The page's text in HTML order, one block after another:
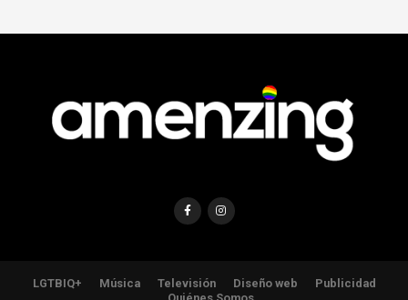
LGTBIQ+ Música Televisión Diseño web
Publicidad